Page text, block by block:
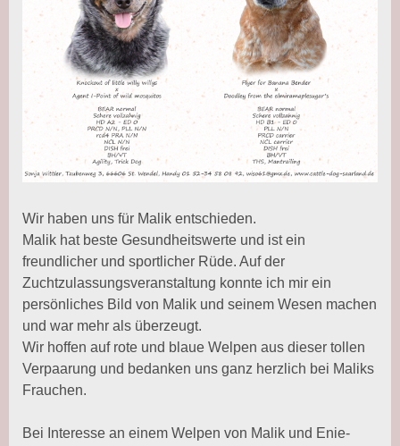
Wir haben uns für Malik entschieden.
Malik hat beste Gesundheitswerte und ist ein
freundlicher und sportlicher Rüde. Auf der
Zuchtzulassungsveranstaltung konnte ich mir ein
persönliches Bild von Malik und seinem Wesen machen
und war mehr als überzeugt.
Wir hoffen auf rote und blaue Welpen aus dieser tollen
Verpaarung und bedanken uns ganz herzlich bei Maliks
Frauchen.
Bei Interesse an einem Welpen von Malik und Enie-